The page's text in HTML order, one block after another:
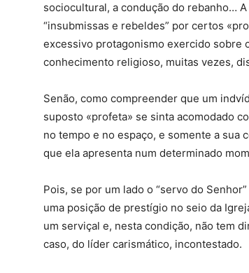
sociocultural, a condução do rebanho…
“insubmissas e rebeldes” por certos
excessivo protagonismo exercido sobre
conhecimento religioso, muitas vezes,
Senão, como compreender que um
suposto «profeta» se sinta acomodado
no tempo e no espaço, e somente a
que ela apresenta num determinado
Pois, se por um lado o “servo do
uma posição de prestígio no seio da
um serviçal e, nesta condição, não tem
caso, do líder carismático, incontestado.